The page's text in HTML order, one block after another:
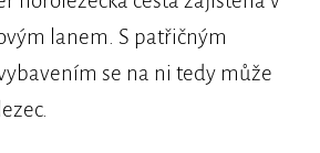
lanem. S patřičným
se na ni tedy může